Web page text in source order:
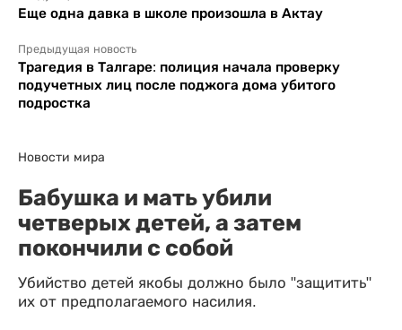
Еще одна давка в школе произошла в Актау
Предыдущая новость
Трагедия в Талгаре: полиция начала проверку
подучетных лиц после поджога дома убитого
подростка
Новости мира
Бабушка и мать убили
четверых детей, а затем
покончили с собой
Убийство детей якобы должно было "защитить"
их от предполагаемого насилия.